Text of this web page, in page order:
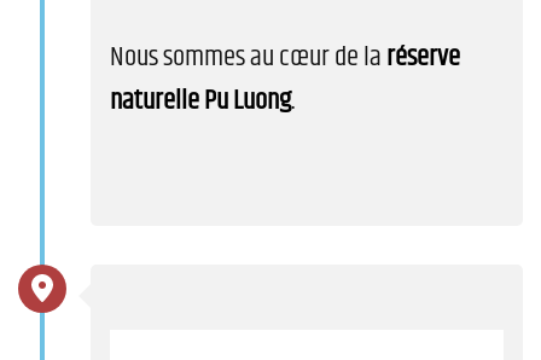
Nous sommes au cœur de laréserve
naturelle Pu Luong.